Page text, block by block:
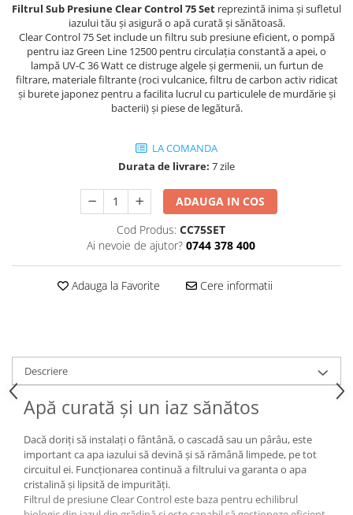
Filtrul Sub Presiune Clear Control 75 Set reprezintă inima şi sufletul
iazului tău și asigură o apă curată și sănătoasă.
Clear Control 75 Set include un filtru sub presiune eficient, o pompă
pentru iaz Green Line 12500 pentru circulația constantă a apei, o
lampă UV-C 36 Watt ce distruge algele şi germenii, un furtun de
filtrare, materiale filtrante (roci vulcanice, filtru de carbon activ ridicat
și burete japonez pentru a facilita lucrul cu particulele de murdărie și
bacterii) și piese de legătură.
LA COMANDA
Durata de livrare: 7 zile
ADAUGA IN COS
Cod Produs: CC75SET
Ai nevoie de ajutor? 0744 378 400
Adauga la Favorite Cere informatii
Descriere
Apă curată și un iaz sănătos
Dacă doriți să instalați o fântână, o cascadă sau un pârâu, este
important ca apa iazului să devină și să rămână limpede, pe tot
circuitul ei. Funcţionarea continuă a filtrului va garanta o apa
cristalină şi lipsită de impurităţi.
Filtrul de presiune Clear Control este baza pentru echilibrul